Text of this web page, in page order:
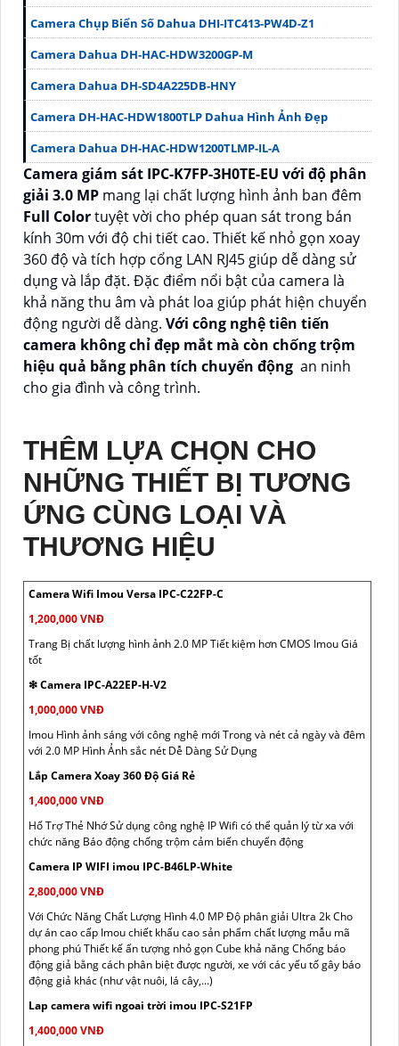
Camera Chụp Biển Số Dahua DHI-ITC413-PW4D-Z1
Camera Dahua DH-HAC-HDW3200GP-M
Camera Dahua DH-SD4A225DB-HNY
Camera DH-HAC-HDW1800TLP Dahua Hình Ảnh Đẹp
Camera Dahua DH-HAC-HDW1200TLMP-IL-A
Camera giám sát IPC-K7FP-3H0TE-EU với độ phân
giải 3.0 MP mang lại chất lượng hình ảnh ban đêm
Full Colortuyệt vời cho phép quan sát trong bán
kính 30m với độ chi tiết cao. Thiết kế nhỏ gọn xoay
360 độ và tích hợp cổng LAN RJ45 giúp dễ dàng sử
dụng và lắp đặt. Đặc điểm nổi bật của camera là
khả năng thu âm và phát loa giúp phát hiện chuyển
động người dễ dàng. Với công nghệ tiên tiến
camera không chỉ đẹp mắt mà còn chống trộm
hiệu quả bằng phân tích chuyển động an ninh
cho gia đình và công trình.
THÊM LỰA CHỌN CHO
NHỮNG THIẾT BỊ TƯƠNG
ỨNG CÙNG LOẠI VÀ
THƯƠNG HIỆU
Camera Wifi Imou Versa IPC-C22FP-C
1,200,000 VNĐ
Trang Bị chất lượng hình ảnh 2.0 MP Tiết kiệm hơn CMOS Imou Giá
tốt
❇ Camera IPC-A22EP-H-V2
1,000,000 VNĐ
Imou Hình ảnh sáng với công nghệ mới Trong và nét cả ngày và đêm
với 2.0 MP Hình Ảnh sắc nét Dễ Dàng Sử Dụng
Lắp Camera Xoay 360 Độ Giá Rẻ
1,400,000 VNĐ
Hổ Trợ Thẻ Nhớ Sử dụng công nghệ IP Wifi có thể quản lý từ xa với
chức năng Báo động chống trộm cảm biến chuyển động
Camera IP WIFI imou IPC-B46LP-White
2,800,000 VNĐ
Với Chức Năng Chất Lượng Hình 4.0 MP Độ phân giải Ultra 2k Cho
dự án cao cấp Imou chiết khấu cao sản phẩm chất lượng mẫu mã
phong phú Thiết kế ấn tượng nhỏ gọn Cube khả năng Chống báo
động giả bằng cách phân biệt được người, xe với các yếu tố gây báo
động giả khác (như vật nuôi, lá cây,...)
Lap camera wifi ngoai trời imou IPC-S21FP
1,400,000 VNĐ